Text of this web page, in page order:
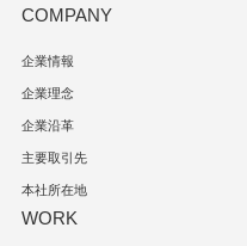
COMPANY
企業情報
企業理念
企業沿革
主要取引先
本社所在地
WORK